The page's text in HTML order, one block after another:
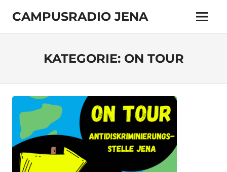
Inhalt
springen
CAMPUSRADIO JENA
103.4
Menü
KATEGORIE: ON TOUR